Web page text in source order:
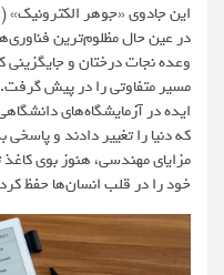
در عین حال مظلوم‌ترین
وعده نجات درختان و جایگزینی
مسیر متفاوتی را در پیش
ایده در آزمایشگاه‌های
که دنیا را تغییر دادند و
مزایای مهندسی، هنوز بوی
خود را در قلب انسان‌ها حفظ